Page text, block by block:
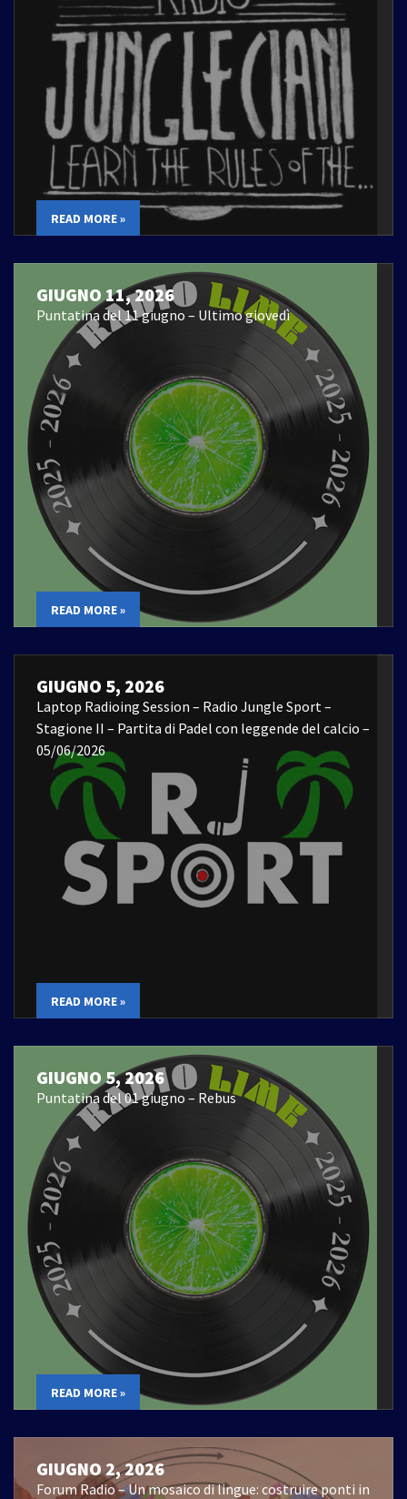
READ MORE »
GIUGNO 11, 2026
Puntatina del 11 giugno – Ultimo giovedì
READ MORE »
GIUGNO 5, 2026
Laptop Radioing Session – Radio Jungle Sport –
Stagione II – Partita di Padel con leggende del calcio –
05/06/2026
READ MORE »
GIUGNO 5, 2026
Puntatina del 01 giugno – Rebus
READ MORE »
GIUGNO 2, 2026
Forum Radio – Un mosaico di lingue: costruire ponti in